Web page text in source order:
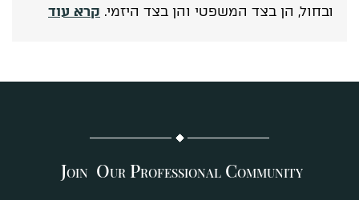
ובחול, הן בצד המשפטי והן בצד היזמי. קרא עוד
JOIN OUR PROFESSIONAL COMMUNITY